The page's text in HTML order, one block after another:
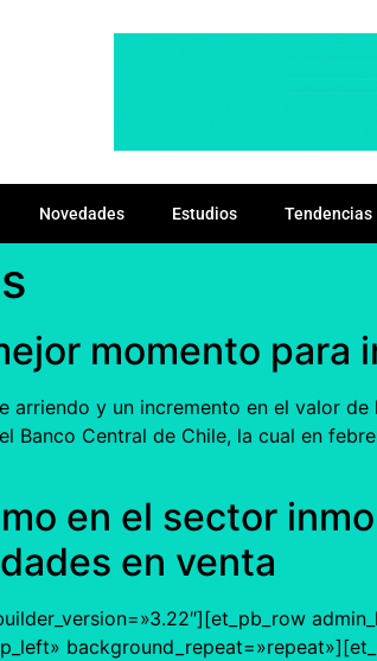
Novedades Estudios Tendencias
momento para
arriendo y un incremento en el valor
Banco Central de Chile, la cual en
en el sector
en venta